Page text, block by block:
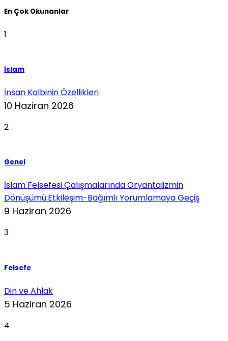
En Çok Okunanlar
1
İslam
İnsan Kalbinin Özellikleri
10 Haziran 2026
2
Genel
İslam Felsefesi Çalışmalarında Oryantalizmin
Dönüşümü:Etkileşim-Bağımlı Yorumlamaya Geçiş
9 Haziran 2026
3
Felsefe
Din ve Ahlak
5 Haziran 2026
4